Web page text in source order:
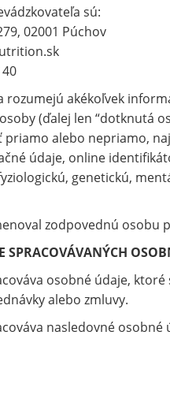
sú:
02001 Púchov
akékoľvek
(ďalej len “dotknutá
alebo nepriamo,
údaje, online
genetickú,
zodpovednú osobu
osobné údaje,
alebo zmluvy.
nasledovné osobné